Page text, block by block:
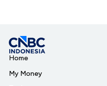
Home
My Money